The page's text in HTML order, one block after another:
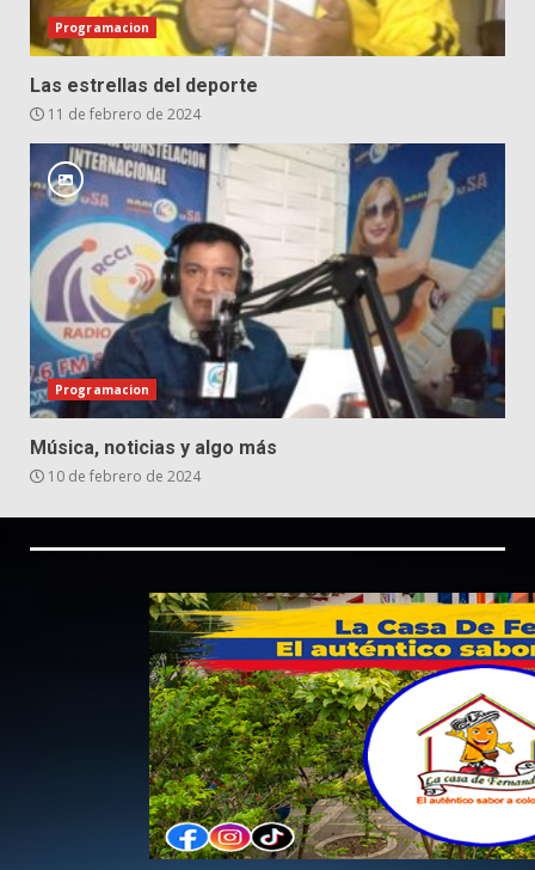
Programacion
Las estrellas del deporte
11 de febrero de 2024
Programacion
Música, noticias y algo más
10 de febrero de 2024